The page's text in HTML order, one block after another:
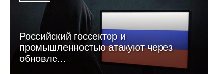
Российский госсектор и
промышленностью атакуют через
обновле...